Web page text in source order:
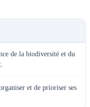
de la biodiversité et du
et de prioriser ses